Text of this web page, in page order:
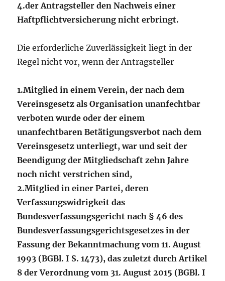
4.der Antragsteller den Nachweis einer
Haftpflichtversicherung nicht erbringt.
Die erforderliche Zuverlässigkeit liegt in der
Regel nicht vor, wenn der Antragsteller
1.Mitglied in einem Verein, der nach dem
Vereinsgesetz als Organisation unanfechtbar
verboten wurde oder der einem
unanfechtbaren Betätigungsverbot nach dem
Vereinsgesetz unterliegt, war und seit der
Beendigung der Mitgliedschaft zehn Jahre
noch nicht verstrichen sind,
2.Mitglied in einer Partei, deren
Verfassungswidrigkeit das
Bundesverfassungsgericht nach § 46 des
Bundesverfassungsgerichtsgesetzes in der
Fassung der Bekanntmachung vom 11. August
1993 (BGBl. I S. 1473), das zuletzt durch Artikel
8 der Verordnung vom 31. August 2015 (BGBl. I